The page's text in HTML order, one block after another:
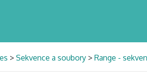
> Sekvence a soubory > Range -